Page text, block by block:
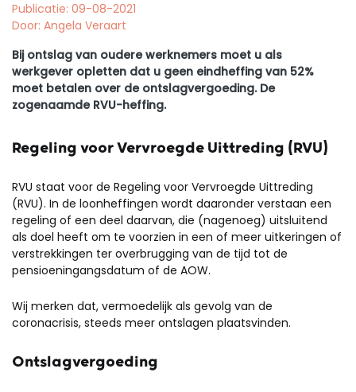
Publicatie: 09-08-2021
Door: Angela Veraart
Bij ontslag van oudere werknemers moet u als
werkgever opletten dat u geen eindheffing van 52%
moet betalen over de ontslagvergoeding. De
zogenaamde RVU-heffing.
Regeling voor Vervroegde Uittreding (RVU)
RVU staat voor de Regeling voor Vervroegde Uittreding
(RVU). In de loonheffingen wordt daaronder verstaan een
regeling of een deel daarvan, die (nagenoeg) uitsluitend
als doel heeft om te voorzien in een of meer uitkeringen of
verstrekkingen ter overbrugging van de tijd tot de
pensioeningangsdatum of de AOW.
Wij merken dat, vermoedelijk als gevolg van de
coronacrisis, steeds meer ontslagen plaatsvinden.
Ontslagvergoeding